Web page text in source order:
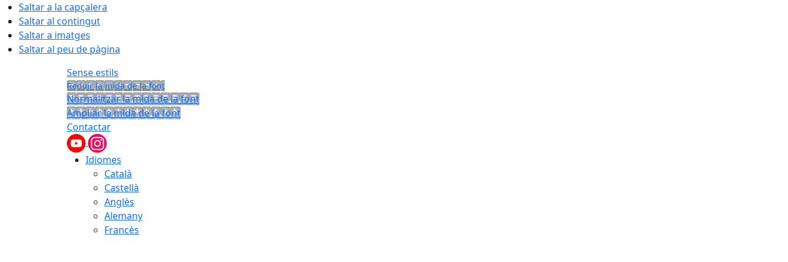
Saltar a la capçalera
Saltar al contingut
Saltar a imatges
Saltar al peu de pàgina
Sense estils
Reduir la mida de la font
Normalitzar la mida de la font
Ampliar la mida de la font
Contactar
Idiomes
Català
Castellà
Anglès
Alemany
Francès